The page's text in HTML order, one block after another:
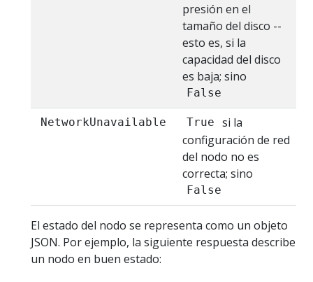
presión en el
tamaño del disco --
esto es, si la
capacidad del disco
es baja; sino
False
NetworkUnavailable True
si la
configuración de red
del nodo no es
correcta; sino
False
El estado del nodo se representa como un objeto
JSON. Por ejemplo, la siguiente respuesta describe
un nodo en buen estado: